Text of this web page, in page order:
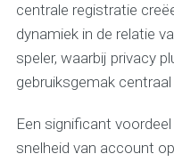
centrale registratie
dynamiek in de relatie
speler, waarbij privacy
gebruiksgemak
Een significant
snelheid van account